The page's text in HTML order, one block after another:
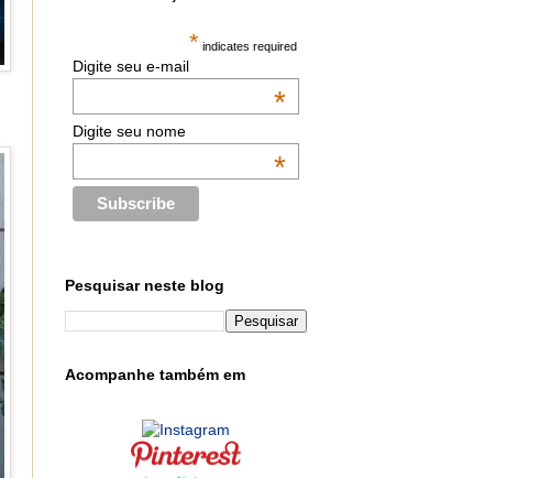
* indicates required
Digite seu e-mail
*
Digite seu nome
*
Pesquisar neste blog
Acompanhe também em